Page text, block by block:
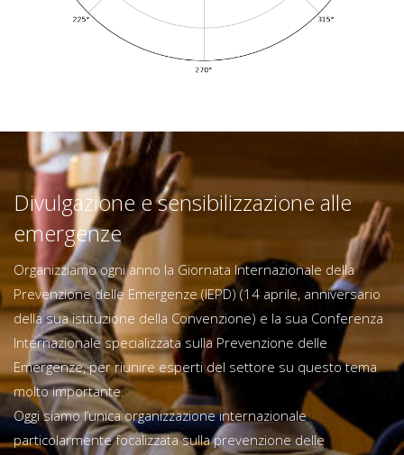
Divulgazione e sensibilizzazione alle
emergenze
Organizziamo ogni anno la Giornata Internazionale della
Prevenzione delle Emergenze (IEPD) (14 aprile, anniversario
della sua istituzione della Convenzione) e la sua Conferenza
Internazionale specializzata sulla Prevenzione delle
Emergenze, per riunire esperti del settore su questo tema
molto importante.
Oggi siamo l’unica organizzazione internazionale
particolarmente focalizzata sulla prevenzione delle